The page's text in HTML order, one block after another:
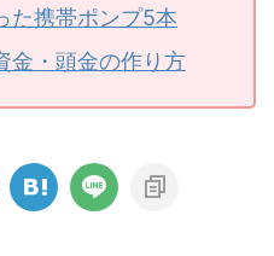
た携帯ポンプ5本
金・頭金の作り方